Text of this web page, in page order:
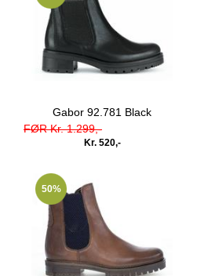
Gabor 92.781 Black
FØR Kr. 1.299,-
Kr. 520,-
50%